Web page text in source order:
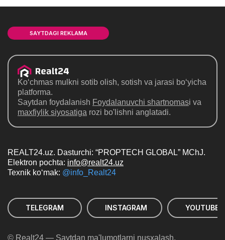
SAYTDAGI REKLAMA
Ko‘chmas mulkni sotib olish, sotish va jarasi bo‘yicha
platforma.
Saytdan foydalanish Foydalanuvchi shartnomasi va
maxfiylik siyosatiga rozi bo'lishni anglatadi.
REALT24.uz. Dasturchi: “PROPTECH GLOBAL” MChJ.
Elektron pochta: info@realt24.uz
Texnik ko‘mak: @info_Realt24
TELEGRAM INSTAGRAM YOUTUBE
© Realt24 — Saytdan ma'lumotlarni nusxalash,